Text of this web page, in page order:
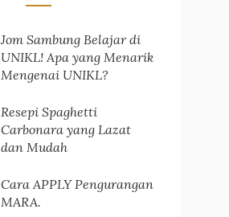
Jom Sambung Belajar di
UNIKL! Apa yang Menarik
Mengenai UNIKL?
Resepi Spaghetti
Carbonara yang Lazat
dan Mudah
Cara APPLY Pengurangan
MARA.